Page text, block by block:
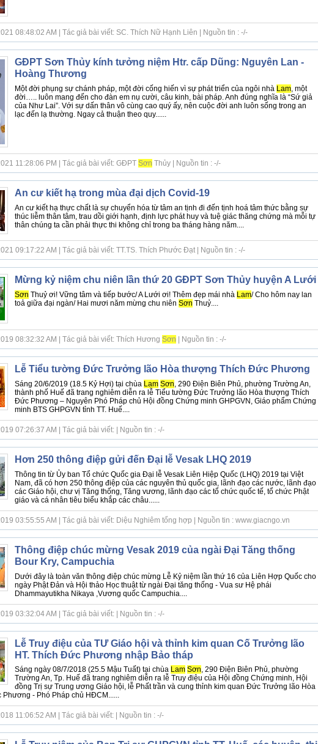
08:48:02 AM | Tác giả bài viết: SC. Thích Nữ Hạnh Liên | Nguồn tin : -/-
GĐPT Sơn Thủy kính tưởng niệm Htr. cấp Dũng: Nguyên Lan -
Hoàng Thương
Một đời phụng sự chánh pháp, một đời cống hiến vì sự phát triển của ngôi nhà Lam, một
đời….. luôn mang đến cho đàn em nụ cười, câu kinh, bài pháp. Anh đúng nghĩa là “Sứ giả
của Như Lai”. Với sự dấn thân vô cùng cao quý ấy, nên cuộc đời anh luôn sống trong an
lạc đến lạ thường. Ngay cả thuận theo quy......
11:28:06 PM | Tác giả bài viết: GĐPT Sơn Thủy | Nguồn tin : -/-
An cư kiết hạ trong mùa đại dịch Covid-19
An cư kiết hạ thực chất là sự chuyển hóa từ tâm an tịnh đi đến tịnh hoá tâm thức bằng sự
thúc liễm thân tâm, trau dồi giới hạnh, định lực phát huy và tuệ giác thăng chứng mà mỗi tự
thân chúng ta cần phải thực thi không chỉ trong ba tháng hàng năm....
09:17:22 AM | Tác giả bài viết: TT.TS. Thích Phước Đạt | Nguồn tin : -/-
Mừng kỷ niệm chu niên lần thứ 20 GĐPT Sơn Thủy huyện A Lưới
Sơn Thuỷ ơi! Vững tâm và tiếp bước/ A Lưới ơi! Thêm đẹp mái nhà Lam/ Cho hôm nay lan
toả giữa đại ngàn/ Hai mươi năm mừng chu niên Sơn Thuỷ....
08:32:32 AM | Tác giả bài viết: Thích Hương Sơn | Nguồn tin : -/-
Lễ Tiểu tường Đức Trưởng lão Hòa thượng Thích Đức Phương
Sáng 20/6/2019 (18.5 Kỷ Hợi) tại chùa Lam Sơn, 290 Điện Biên Phủ, phường Trường An,
thành phố Huế đã trang nghiêm diễn ra lễ Tiểu tường Đức Trưởng lão Hòa thượng Thích
Đức Phương – Nguyên Phó Pháp chủ Hội đồng Chứng minh GHPGVN, Giáo phẩm Chứng
minh BTS GHPGVN tỉnh TT. Huế....
07:26:37 AM | Tác giả bài viết: | Nguồn tin : -/-
Hơn 250 thông điệp gửi đến Đại lễ Vesak LHQ 2019
Thông tin từ Ủy ban Tổ chức Quốc gia Đại lễ Vesak Liên Hiệp Quốc (LHQ) 2019 tại Việt
Nam, đã có hơn 250 thông điệp của các nguyên thủ quốc gia, lãnh đạo các nước, lãnh đạo
các Giáo hội, chư vị Tăng thống, Tăng vương, lãnh đạo các tổ chức quốc tế, tổ chức Phật
giáo và cá nhân tiêu biểu khắp các châu......
03:55:55 AM | Tác giả bài viết: Diệu Nghiêm tổng hợp | Nguồn tin : www.giacngo.vn
Thông điệp chúc mừng Vesak 2019 của ngài Đại Tăng thống
Bour Kry, Campuchia
Dưới đây là toàn văn thông điệp chúc mừng Lễ Kỷ niệm lần thứ 16 của Liên Hợp Quốc cho
ngày Phật Đản và Hội thảo Học thuật từ ngài Đại tăng thống - Vua sư Hệ phái
Dhammayutikha Nikaya ,Vương quốc Campuchia....
03:32:04 AM | Tác giả bài viết: | Nguồn tin : -/-
Lễ Truy điệu của TƯ Giáo hội và thỉnh kim quan Cố Trưởng lão
HT. Thích Đức Phương nhập Bảo tháp
Sáng ngày 08/7/2018 (25.5 Mậu Tuất) tại chùa Lam Sơn, 290 Điện Biên Phủ, phường
Trường An, Tp. Huế đã trang nghiêm diễn ra lễ Truy điệu của Hội đồng Chứng minh, Hội
đồng Trị sự Trung ương Giáo hội, lễ Phất trần và cung thỉnh kim quan Đức Trưởng lão Hòa
- Phó Pháp chủ HĐCM......
11:06:52 AM | Tác giả bài viết: | Nguồn tin : -/-